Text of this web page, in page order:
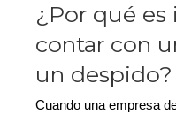
¿Por qué
contar con
un despido?
Cuando una empresa